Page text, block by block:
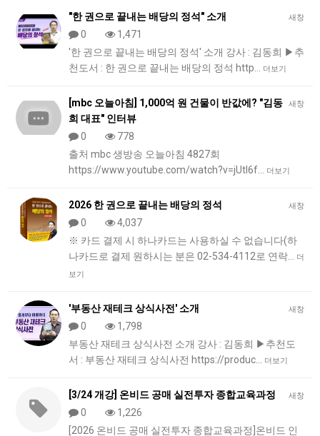
새창
"한 권으로 끝내는 배당의 정석" 소개
0
1,471
'한 권으로 끝내는 배당의 정석' 소개 강사 : 김동희 ▶추
천도서 : 한 권으로 끝내는 배당의 정석 http…
더보기
새창
[mbc 오늘아침] 1,000억 원 건물이 반값에? "김동
희 대표" 인터뷰
0
778
출처 mbc 생방송 오늘아침 4827회
https://www.youtube.com/watch?v=jUtl6f…
더보기
새창
2026 한 권으로 끝내는 배당의 정석
0
4,037
※ 카드 결제 시 하나카드는 사용하실 수 없습니다(하
나카드로 결제 원하시는 분은 02-534-4112로 연락…
더
보기
새창
'부동산 재테크 상식사전' 소개
0
1,798
부동산 재테크 상식사전 소개 강사 : 김동희 ▶추천도
서 : 부동산 재테크 상식사전 https://produc…
더보기
새창
[3/24 개강] 온비드 공매 실전투자 종합교육과정
0
1,226
[2026 온비드 공매 실전투자 종합교육과정]온비드 인